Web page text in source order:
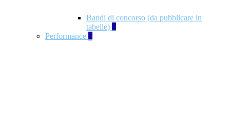
Bandi di concorso (da pubblicare in
tabelle) 2
Performance 5